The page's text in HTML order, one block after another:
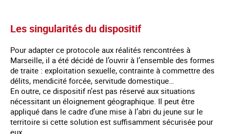
Les singularités du dispositif
Pour adapter ce protocole aux réalités rencontrées à
Marseille, il a été décidé de l’ouvrir à l’ensemble des formes
de traite : exploitation sexuelle, contrainte à commettre des
délits, mendicité forcée, servitude domestique…
En outre, ce dispositif n’est pas réservé aux situations
nécessitant un éloignement géographique. Il peut être
appliqué dans le cadre d’une mise à l’abri du jeune sur le
territoire si cette solution est suffisamment sécurisée pour
eux.